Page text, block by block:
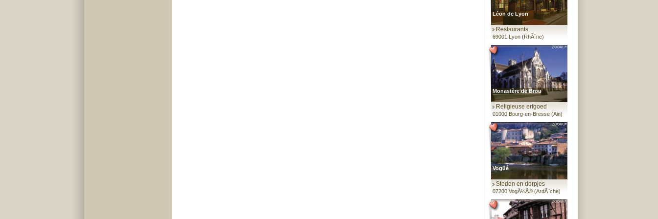
Léon de Lyon
Restaurants
69001 Lyon (RhÃ´ne)
Monastère de Brou
Religieuse erfgoed
01000 Bourg-en-Bresse (Ain)
Vogüé
Steden en dorpjes
07200 VogÃ¼Ã© (ArdÃ¨che)